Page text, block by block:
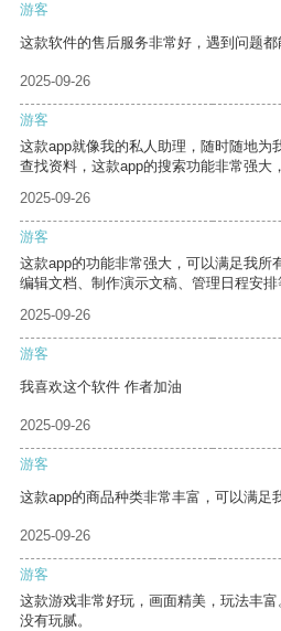
游客
这款软件的售后服务非常好，遇到问题都
2025-09-26
游客
这款app就像我的私人助理，随时随地为
查找资料，这款app的搜索功能非常强大
2025-09-26
游客
这款app的功能非常强大，可以满足我所
编辑文档、制作演示文稿、管理日程安排
2025-09-26
游客
我喜欢这个软件 作者加油
2025-09-26
游客
这款app的商品种类非常丰富，可以满足
2025-09-26
游客
这款游戏非常好玩，画面精美，玩法丰
没有玩腻。